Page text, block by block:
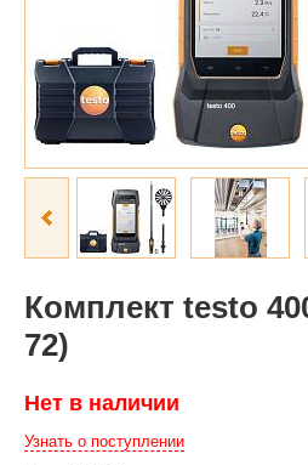
Комплект testo
72)
Нет в наличии
Узнать о поступлении